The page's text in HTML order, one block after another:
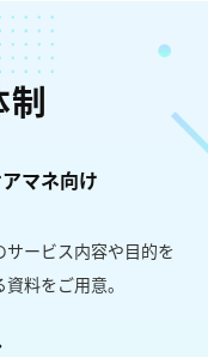
マネ向け
サービス内容や目的を
料をご用意。